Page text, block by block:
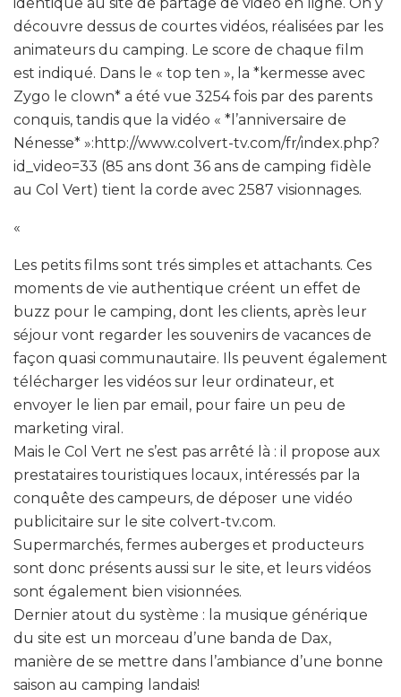
découvre dessus de courtes vidéos, réalisées par les
animateurs du camping. Le score de chaque film
est indiqué. Dans le « top ten », la *kermesse avec
Zygo le clown* a été vue 3254 fois par des parents
conquis, tandis que la vidéo « *l’anniversaire de
Nénesse* »:http://www.colvert-tv.com/fr/index.php?
id_video=33 (85 ans dont 36 ans de camping fidèle
au Col Vert) tient la corde avec 2587 visionnages.
«
Les petits films sont trés simples et attachants. Ces
moments de vie authentique créent un effet de
buzz pour le camping, dont les clients, après leur
séjour vont regarder les souvenirs de vacances de
façon quasi communautaire. Ils peuvent également
télécharger les vidéos sur leur ordinateur, et
envoyer le lien par email, pour faire un peu de
marketing viral.
Mais le Col Vert ne s’est pas arrêté là : il propose aux
prestataires touristiques locaux, intéressés par la
conquête des campeurs, de déposer une vidéo
publicitaire sur le site colvert-tv.com.
Supermarchés, fermes auberges et producteurs
sont donc présents aussi sur le site, et leurs vidéos
sont également bien visionnées.
Dernier atout du système : la musique générique
du site est un morceau d’une banda de Dax,
manière de se mettre dans l’ambiance d’une bonne
saison au camping landais!